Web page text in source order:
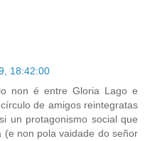
18:42:00
non é entre Gloria Lago e
de amigos reintegratas
un protagonismo social que
(e non pola vaidade do señor